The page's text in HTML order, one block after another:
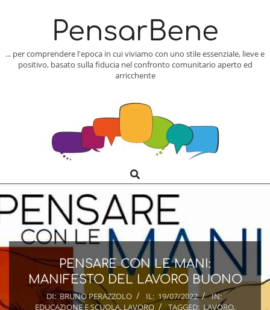
PensarBene
... per comprendere l'epoca in cui viviamo con uno stile essenziale, lieve e
positivo, basato sulla fiducia nel confronto comunitario aperto ed
arricchente
Navigation
Menu
Search
PENSARE CON LE MANI:
MANIFESTO DEL LAVORO BUONO
DI: BRUNO PERAZZOLO IL: 19/07/2022
IN:
EDUCAZIONE E SCUOLA, LAVORO TAGGED: LAVORO,